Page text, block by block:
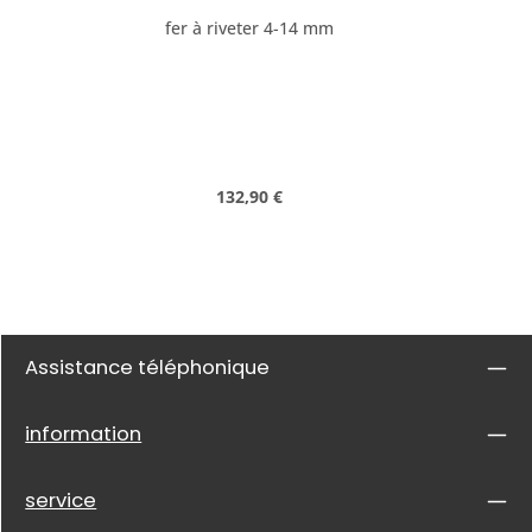
fer à riveter 4-14 mm
Prix régulier :
132,90 €
Assistance téléphonique
information
service